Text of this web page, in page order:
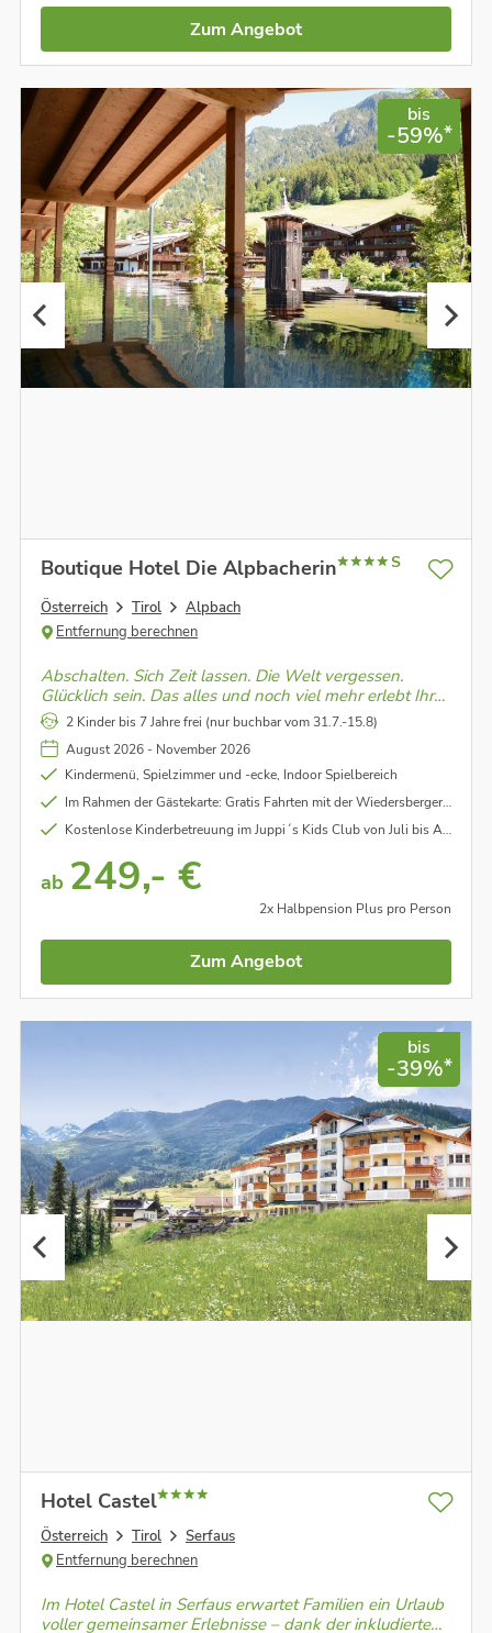
Zum Angebot
bis
-59%*
Boutique Hotel Die Alpbacherin S
Österreich Tirol
Alpbach
Entfernung berechnen
Abschalten. Sich Zeit lassen. Die Welt vergessen.
Glücklich sein. Das alles und noch viel mehr erlebt Ihr
im Boutique Hotel im Alpbachtal.
2 Kinder bis 7 Jahre frei (nur buchbar vom 31.7.-15.8)
August 2026 - November 2026
Kindermenü, Spielzimmer und -ecke, Indoor Spielbereich
Im Rahmen der Gästekarte: Gratis Fahrten mit der Wiedersbergerhornbahn (mit dem Lauserland) und die Reither Kogel Bahn - unter Vorbehalt
Kostenlose Kinderbetreuung im Juppi´s Kids Club von Juli bis August - unter Vorbehalt
ab 249,- €
2x Halbpension Plus pro Person
Zum Angebot
bis
-39%*
Hotel Castel
Österreich Tirol
Serfaus
Entfernung berechnen
Im Hotel Castel in Serfaus erwartet Familien ein Urlaub
voller gemeinsamer Erlebnisse – dank der inkludierten